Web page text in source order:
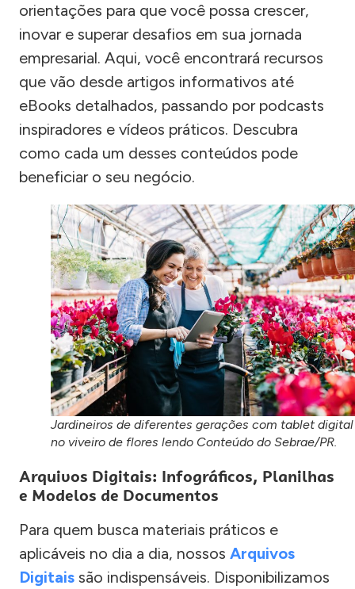
orientações para que você possa crescer,
inovar e superar desafios em sua jornada
empresarial. Aqui, você encontrará recursos
que vão desde artigos informativos até
eBooks detalhados, passando por podcasts
inspiradores e vídeos práticos. Descubra
como cada um desses conteúdos pode
beneficiar o seu negócio.
Jardineiros de diferentes gerações com tablet digital
no viveiro de flores lendo Conteúdo do Sebrae/PR.
Arquivos Digitais: Infográficos, Planilhas
e Modelos de Documentos
Para quem busca materiais práticos e
aplicáveis no dia a dia, nossos Arquivos
Digitais são indispensáveis. Disponibilizamos